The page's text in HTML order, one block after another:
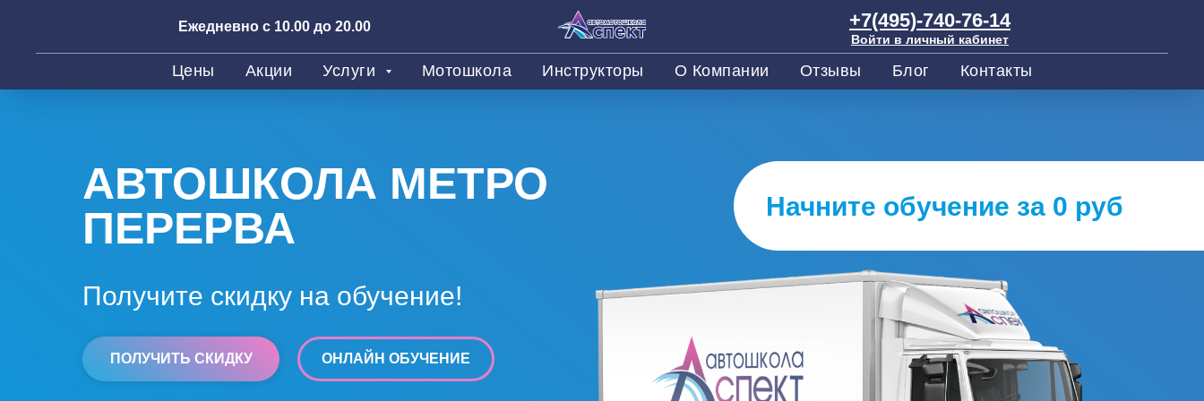
Ежедневно с 10.00 до 20.00 +7(495)-740-76-14
Войти в личный кабинет
Цены Акции Услуги Мотошкола Инструкторы О Компании Отзывы Блог Контакты
ПОЛУЧИТЬ СКИДКУ
АВТОШКОЛА МЕТРО
ПЕРЕРВА
Начните обучение за 0 руб
Получите скидку на обучение!
ОНЛАЙН ОБУЧЕНИЕ